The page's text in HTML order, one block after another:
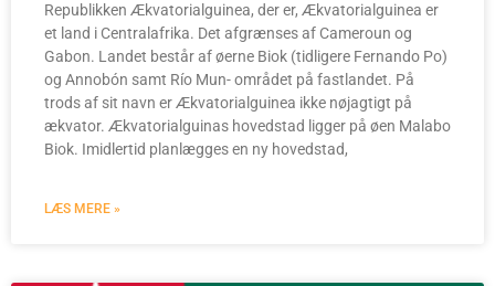
Republikken Ækvatorialguinea, der er, Ækvatorialguinea er
et land i Centralafrika. Det afgrænses af Cameroun og
Gabon. Landet består af øerne Biok (tidligere Fernando Po)
og Annobón samt Río Mun- området på fastlandet. På
trods af sit navn er Ækvatorialguinea ikke nøjagtigt på
ækvator. Ækvatorialguinas hovedstad ligger på øen Malabo
Biok. Imidlertid planlægges en ny hovedstad,
LÆS MERE »